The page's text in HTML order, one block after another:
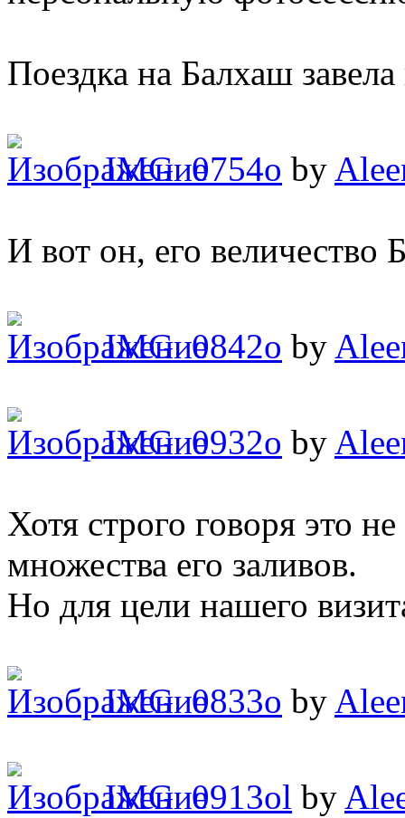
Поездка на Балхаш
IMG_0754o by
И вот он, его величество
IMG_0842o by
IMG_0932o by
Хотя строго говоря это
множества его заливов.
Но для цели нашего
IMG_0833o by
IMG_0913ol by